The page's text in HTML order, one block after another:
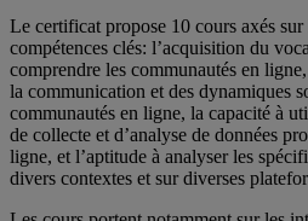
Le certificat propose 10 cours axés
compétences clés: l’acquisition du
comprendre les communautés en
la communication et des dynamiques
communautés en ligne, la capacité à
de collecte et d’analyse de données
ligne, et l’aptitude à analyser les
divers contextes et sur diverses